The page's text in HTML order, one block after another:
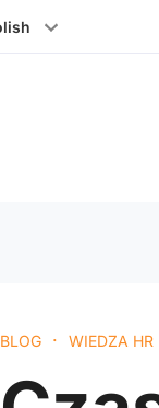
BLOG · WIEDZA HR